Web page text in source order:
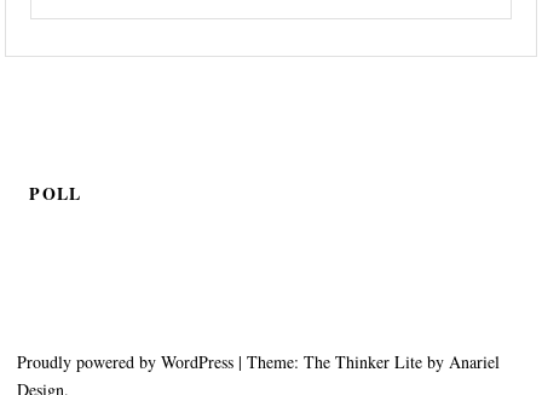
POLL
Proudly powered by WordPress |Theme: The Thinker Lite byAnariel
Design.